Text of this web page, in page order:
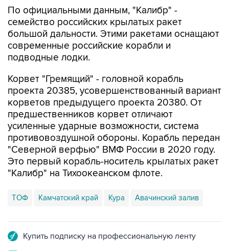
По официальными данным, "Калибр" -
семейство российских крылатых ракет
большой дальности. Этими ракетами оснащают
современные российские корабли и
подводные лодки.
Корвет "Гремящий" - головной корабль
проекта 20385, усовершенствованный вариант
корветов предыдущего проекта 20380. От
предшественников корвет отличают
усиленные ударные возможности, система
противовоздушной обороны. Корабль передан
"Северной верфью" ВМФ России в 2020 году.
Это первый корабль-носитель крылатых ракет
"Калибр" на Тихоокеанском флоте.
ТОФ Камчатский край Кура Авачинский залив
Купить подписку на профессиональную ленту